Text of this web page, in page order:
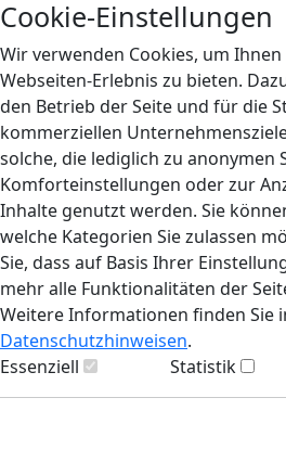
Cookie-Einstellungen
Wir verwenden Cookies, um
Webseiten-Erlebnis zu bieten.
den Betrieb der Seite und für die
kommerziellen
solche, die lediglich zu anonymen
Komforteinstellungen oder zur
Inhalte genutzt werden. Sie
welche Kategorien Sie zulassen
Sie, dass auf Basis Ihrer
mehr alle Funktionalitäten der
Weitere Informationen finden Sie
Datenschutzhinweisen.
Essenziell
Statistik